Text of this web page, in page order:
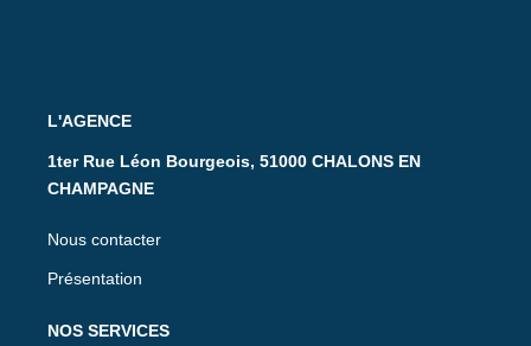
L'AGENCE
1ter Rue Léon Bourgeois, 51000 CHALONS EN
CHAMPAGNE
Nous contacter
Présentation
NOS SERVICES